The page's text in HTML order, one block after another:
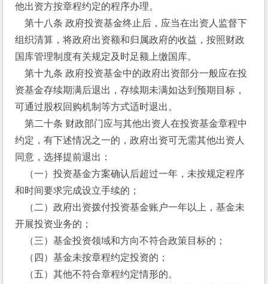
他出资方按章程约定的程序办理。
第十八条 政府投资基金终止后，应当在出资人监督下
组织清算，将政府出资额和归属政府的收益，按照财政
国库管理制度有关规定及时足额上缴国库。
第十九条 政府投资基金中的政府出资部分一般应在投
资基金存续期满后退出，存续期未满如达到预期目标，
可通过股权回购机制等方式适时退出。
第二十条 财政部门应与其他出资人在投资基金章程中
约定，有下述情况之一的，政府出资可无需其他出资人
同意，选择提前退出：
（一）投资基金方案确认后超过一年，未按规定程序
和时间要求完成设立手续的；
（二）政府出资拨付投资基金账户一年以上，基金未
开展投资业务的；
（三）基金投资领域和方向不符合政策目标的；
（四）基金未按章程约定投资的；
（五）其他不符合章程约定情形的。